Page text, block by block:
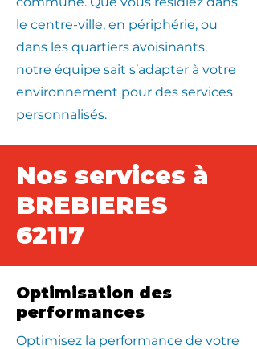
le centre-ville, en périphérie, ou
dans les quartiers avoisinants,
notre équipe sait s’adapter à votre
environnement pour des services
personnalisés.
Nos services à
BREBIERES
62117
Optimisation des
performances
Optimisez la performance de votre